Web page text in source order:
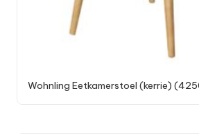
Wohnling Eetkamerstoel (kerrie)